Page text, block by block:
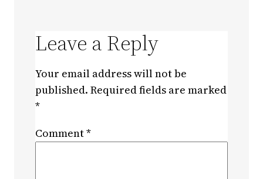
Leave a Reply
Your email address will not be
published. Required fields are marked
*
Comment*